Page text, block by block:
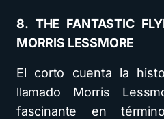
8. THE FANTASTIC
MORRIS LESSMORE
El corto cuenta la
llamado Morris
fascinante en